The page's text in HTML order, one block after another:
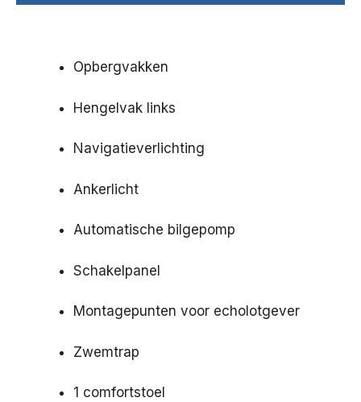
Opbergvakken
Hengelvak links
Navigatieverlichting
Ankerlicht
Automatische bilgepomp
Schakelpanel
Montagepunten voor echolotgever
Zwemtrap
1 comfortstoel